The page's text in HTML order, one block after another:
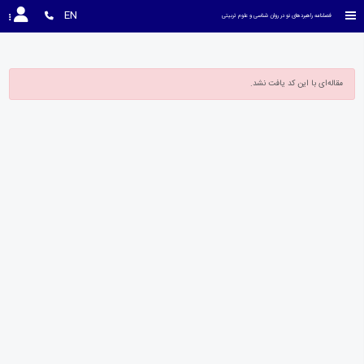
فصلنامه راهبردهای نو در روان شناسی و علوم تربیتی EN
مقاله‌ای با این کد یافت نشد.